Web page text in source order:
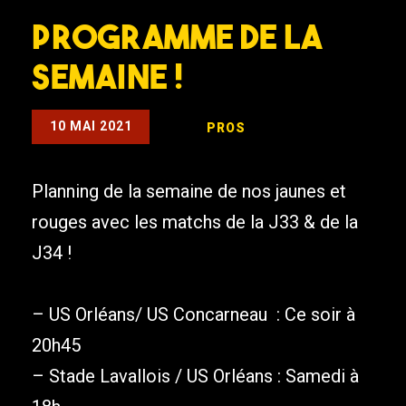
Programme de la
semaine !
10 MAI 2021 PROS
Planning de la semaine de nos jaunes et
rouges avec les matchs de la J33 & de la
J34 !
– US Orléans/ US Concarneau : Ce soir à
20h45
– Stade Lavallois / US Orléans : Samedi à